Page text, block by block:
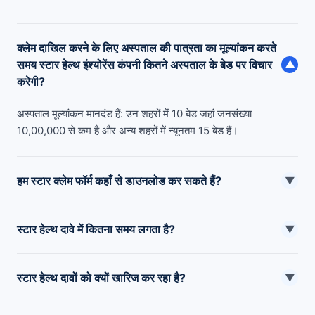
क्लेम दाखिल करने के लिए अस्पताल की पात्रता का मूल्यांकन करते
समय स्टार हेल्थ इंश्योरेंस कंपनी कितने अस्पताल के बेड पर विचार
करेगी?
▼
अस्पताल मूल्यांकन मानदंड हैं: उन शहरों में 10 बेड जहां जनसंख्या
10,00,000 से कम है और अन्य शहरों में न्यूनतम 15 बेड हैं।
हम स्टार क्लेम फॉर्म कहाँ से डाउनलोड कर सकते हैं? ▼
डाउनलोड कर सकते हैं।
स्टार हेल्थ दावे में कितना समय लगता है? ▼
प्रतिपूर्ति दावों का निपटारा सात दिनों के भीतर कर देता है, हालाँकि समय-सीमा
स्टार हेल्थ दावों को क्यों खारिज कर रहा है? ▼